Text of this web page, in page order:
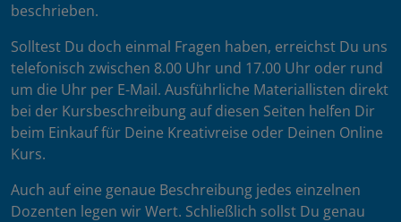
beschrieben.
Solltest Du doch einmal Fragen haben, erreichst Du uns
telefonisch zwischen 8.00 Uhr und 17.00 Uhr oder rund
um die Uhr per E-Mail. Ausführliche Materiallisten direkt
bei der Kursbeschreibung auf diesen Seiten helfen Dir
beim Einkauf für Deine Kreativreise oder Deinen Online
Kurs.
Auch auf eine genaue Beschreibung jedes einzelnen
Dozenten legen wir Wert. Schließlich sollst Du genau